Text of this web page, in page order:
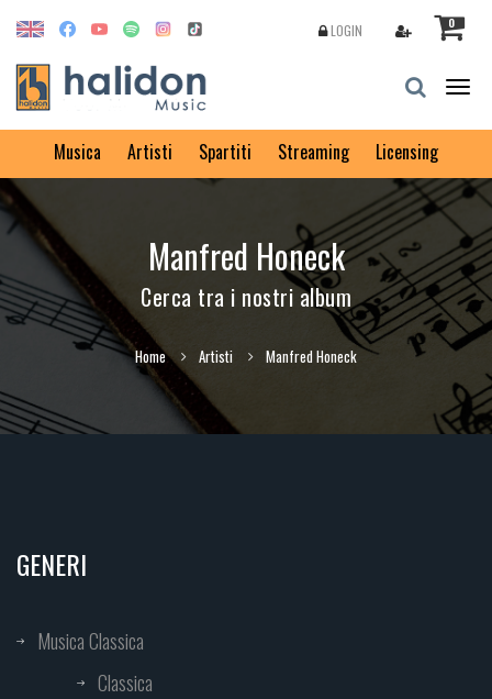
0
LOGIN
Musica Artisti Spartiti Streaming Licensing
Manfred Honeck
Cerca tra i nostri album
Home Artisti Manfred Honeck
GENERI
Musica Classica
Classica